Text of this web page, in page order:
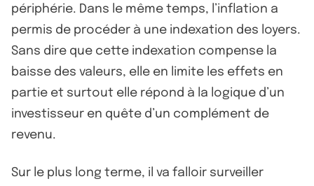
périphérie. Dans le même temps, l’inflation a
permis de procéder à une indexation des loyers.
Sans dire que cette indexation compense la
baisse des valeurs, elle en limite les effets en
partie et surtout elle répond à la logique d’un
investisseur en quête d’un complément de
revenu.
Sur le plus long terme, il va falloir surveiller